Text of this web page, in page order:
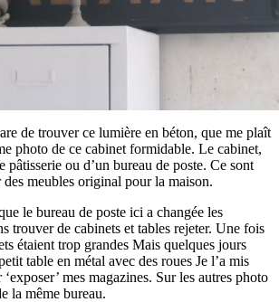
de trouver ce lumière en béton, que me plaît
photo de ce cabinet formidable. Le cabinet,
pâtisserie ou d’un bureau de poste. Ce sont
meubles original pour la maison.
le bureau de poste ici a changée les
trouver de cabinets et tables rejeter. Une fois
étaient trop grandes Mais quelques jours
table en métal avec des roues Je l’a mis
mes magazines. Sur les autres photo
la même bureau.